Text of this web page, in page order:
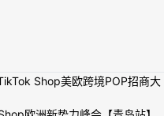
Shop美欧跨境POP招商大